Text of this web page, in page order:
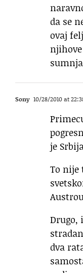
da se
ovaj
Sony 10/28/2010 at
je
To nije
Drugo,
dva